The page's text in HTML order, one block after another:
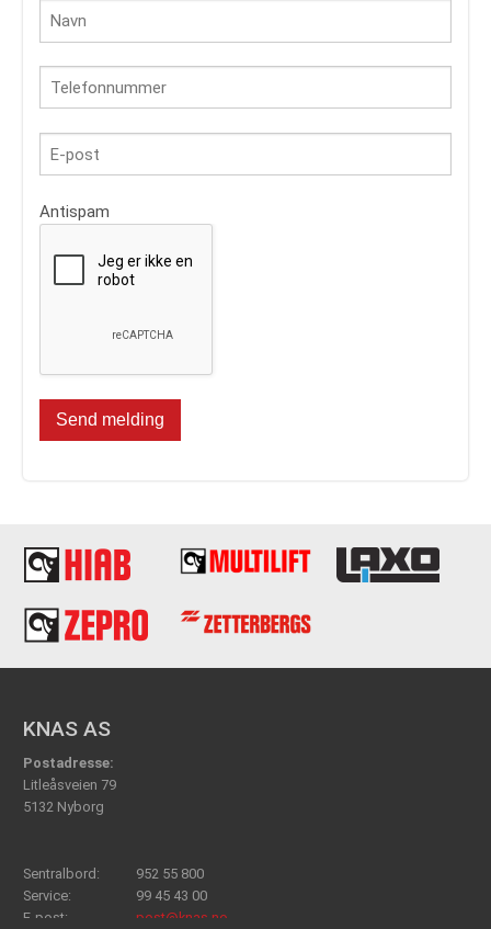
Antispam
KNAS AS
Postadresse:
Litleåsveien 79
5132 Nyborg
Sentralbord:
952 55 800
Service:
99 45 43 00
E-post:
post@knas.no